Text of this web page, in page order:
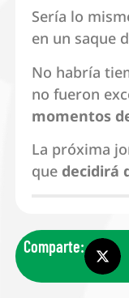
Sería lo
en un saque
No habría
no fueron
momentos
La próxima
que decidirá
Comparte: